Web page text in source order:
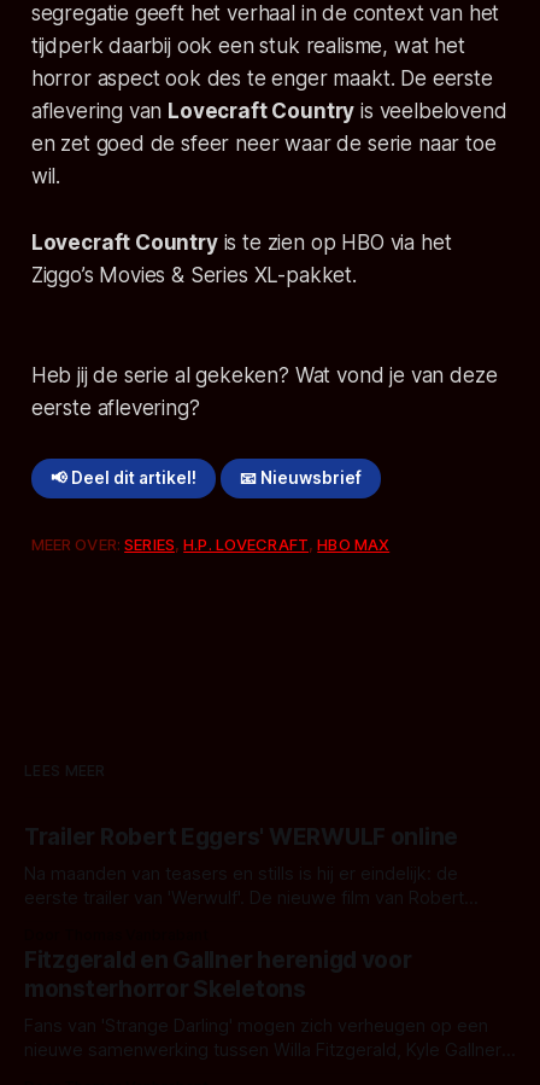
segregatie geeft het verhaal in de context van het
tijdperk daarbij ook een stuk realisme, wat het
horror aspect ook des te enger maakt. De eerste
aflevering van Lovecraft Country is veelbelovend
en zet goed de sfeer neer waar de serie naar toe
wil.
Lovecraft Countryis te zien op HBO via het
Ziggo’s Movies & Series XL-pakket.
Heb jij de serie al gekeken? Wat vond je van deze
eerste aflevering?
📢 Deel dit artikel! 📧 Nieuwsbrief
MEER OVER:SERIES,H.P. LOVECRAFT,HBO MAX
LEES MEER
Trailer Robert Eggers' WERWULF online
Na maanden van teasers en stills is hij er eindelijk: de
eerste trailer van 'Werwulf'. De nieuwe film van Robert
kille stijl vol folklore en mythe. Het topic deze keer is (kon
het het al raden?)... de weerwolf. Kijk je mee?
Fitzgerald en Gallner herenigd voor
monsterhorror Skeletons
Fans van 'Strange Darling' mogen zich verheugen op een
nieuwe samenwerking tussen Willa Fitzgerald, Kyle Gallner